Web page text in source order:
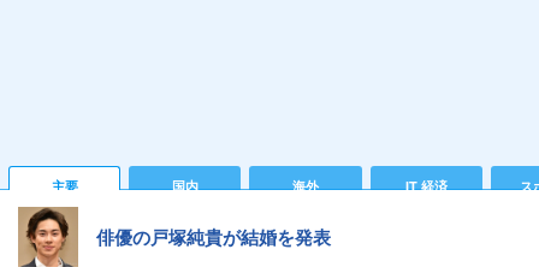
主要 国内 海外 IT 経済 ス
俳優の戸塚純貴が結婚を発表